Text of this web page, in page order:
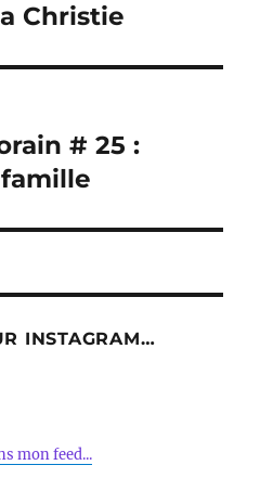
Christie
# 25 :
INSTAGRAM…
mon feed...